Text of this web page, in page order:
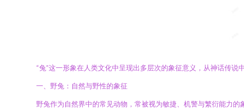
“兔”这一形象在人类文化中呈现出多层次的象征意义，从神话传说
一、野兔：自然与野性的象征
野兔作为自然界中的常见动物，常被视为敏捷、机警与繁衍能力